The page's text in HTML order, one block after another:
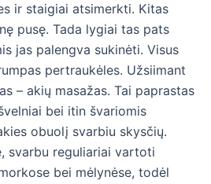
ir staigiai atsimerkti. Kitas
pusę. Tada lygiai tas pats
jas palengva sukinėti. Visus
pertraukėles. Užsiimant
– akių masažas. Tai paprastas
bei itin švariomis
obuolį svarbiu skysčių.
svarbu reguliariai vartoti
bei mėlynėse, todėl